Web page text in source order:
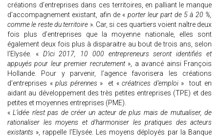
créations d’entreprises dans ces territoires, en palliant le manque
d’accompagnement existant, afin de « porter leur part de 5 à 20 %,
comme le reste du territoire ». Car, si ces quartiers voient naître deux
fois plus d’entreprises que la moyenne nationale, elles sont
également deux fois plus à disparaitre au bout de trois ans, selon
l’Elysée. « D’ici 2017, 10 000 entrepreneurs seront identifiés et
appuyés pour leur premier recrutement», a avancé ainsi François
Hollande. Pour y parvenir, l’agence favorisera les créations
d’entreprises «plus pérennes» et «créatrices d’emploi» tout en
aidant au développement des très petites entreprises (TPE) et des
petites et moyennes entreprises (PME).
« L’idée n’est pas de créer un acteur de plus mais de mutualiser, de
rationaliser les moyens et d’harmoniser les pratiques des acteurs
existants », rappelle l’Elysée. Les moyens déployés par la Banque